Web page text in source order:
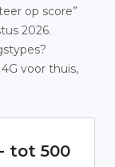
op score”
2026.
voor thuis,
tot 500